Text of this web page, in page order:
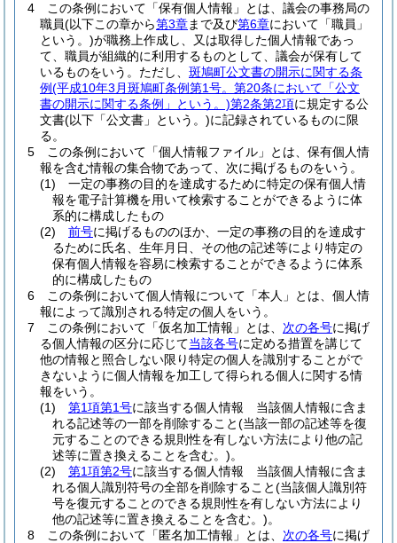
4
この条例において「保有個人情報」とは、議会の事務局の
職員(以下この章から第3章まで及び第6章において「職員」
という。)が職務上作成し、又は取得した個人情報であっ
て、職員が組織的に利用するものとして、議会が保有して
いるものをいう。 ただし、 斑鳩町公文書の開示に関する条
例(平成10年3月斑鳩町条例第1号。第20条において「公文
書の開示に関する条例」という。)第2条第2項に規定する公
文書(以下「公文書」という。)に記録されているものに限
る。
5
この条例において「個人情報ファイル」とは、保有個人情
報を含む情報の集合物であって、次に掲げるものをいう。
(1)
一定の事務の目的を達成するために特定の保有個人情
報を電子計算機を用いて検索することができるように体
系的に構成したもの
(2)
前号に掲げるもののほか、一定の事務の目的を達成す
るために氏名、生年月日、その他の記述等により特定の
保有個人情報を容易に検索することができるように体系
的に構成したもの
6
この条例において個人情報について「本人」とは、個人情
報によって識別される特定の個人をいう。
7
この条例において「仮名加工情報」とは、 次の各号に掲げ
る個人情報の区分に応じて当該各号に定める措置を講じて
他の情報と照合しない限り特定の個人を識別することがで
きないように個人情報を加工して得られる個人に関する情
報をいう。
(1)
第1項第1号に該当する個人情報 当該個人情報に含ま
れる記述等の一部を削除すること(当該一部の記述等を復
元することのできる規則性を有しない方法により他の記
述等に置き換えることを含む。)。
(2)
第1項第2号に該当する個人情報 当該個人情報に含ま
れる個人識別符号の全部を削除すること(当該個人識別符
号を復元することのできる規則性を有しない方法により
他の記述等に置き換えることを含む。)。
8
この条例において「匿名加工情報」とは、 次の各号に掲げ